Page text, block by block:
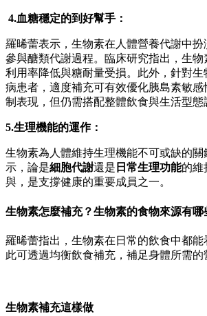
4.血糖穩定的到好幫手：
羅晞蕾表示，生物素在人體營養代謝中
參與醣類代謝過程。臨床研究指出，生
利用率降低與糖耐量受損。此外，針對生
病患者，適度補充可有效優化胰島素敏
制表現，但仍需搭配整體飲食與生活型態
5.生理機能的運作：
生物素為人體維持生理機能不可或缺的
示，論是細胞代謝還是 日常生理功能的維
與，是支撐健康的重要成員之一。
生物素怎麼補充？生物素的食物來源有哪
羅晞蕾指出，生物素在日常的飲食中都能
此可透過均衡飲食補充，補足身體所需的
生物素補充這樣做